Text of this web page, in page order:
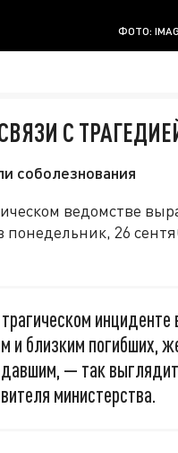
ФОТО:
С
соболезнования
ведомстве
26
и близким погибших,
— так
министерства.